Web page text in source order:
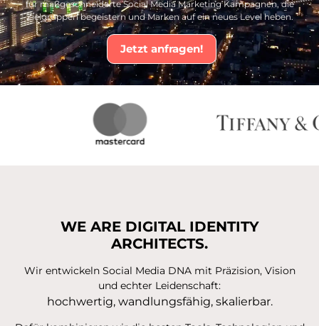
für maßgeschneiderte Social Media Marketing Kampagnen, die
Zielgruppen begeistern und Marken auf ein neues Level heben.
Jetzt anfragen!
WE ARE DIGITAL IDENTITY
ARCHITECTS.
Wir entwickeln Social Media DNA mit Präzision, Vision
und echter Leidenschaft:
hochwertig, wandlungsfähig, skalierbar.